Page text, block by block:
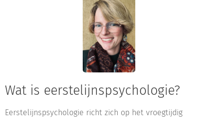
Wat is eerstelijnspsychologie?
Eerstelijnspsychologie richt zich op het vroegtijdig